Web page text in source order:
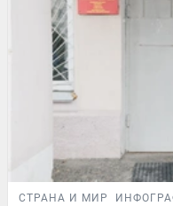
СТРАНА И МИР